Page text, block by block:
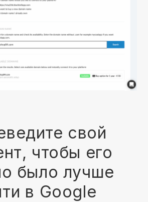
свой
чтобы его
было лучше
в Google